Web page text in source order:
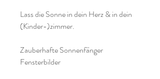
Lass die Sonne in dein Herz & in dein
(Kinder-)zimmer.
Zauberhafte Sonnenfänger
Fensterbilder